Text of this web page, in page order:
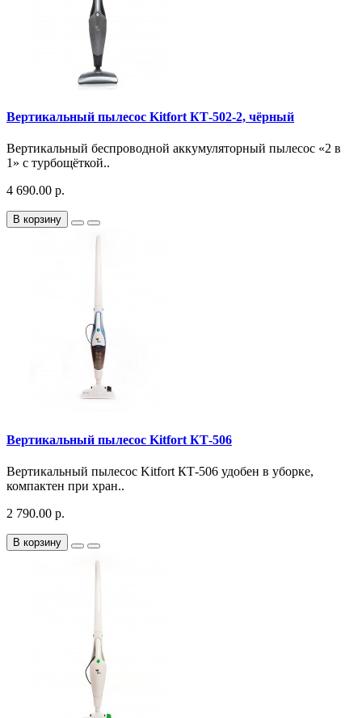
Вертикальный пылесос Kitfort КТ-502-2, чёрный
Вертикальный беспроводной аккумуляторный пылесос «2 в
1» с турбощёткой..
4 690.00 р.
В корзину
Вертикальный пылесос Kitfort КТ-506
Вертикальный пылесос Kitfort КТ-506 удобен в уборке,
компактен при хран..
2 790.00 р.
В корзину